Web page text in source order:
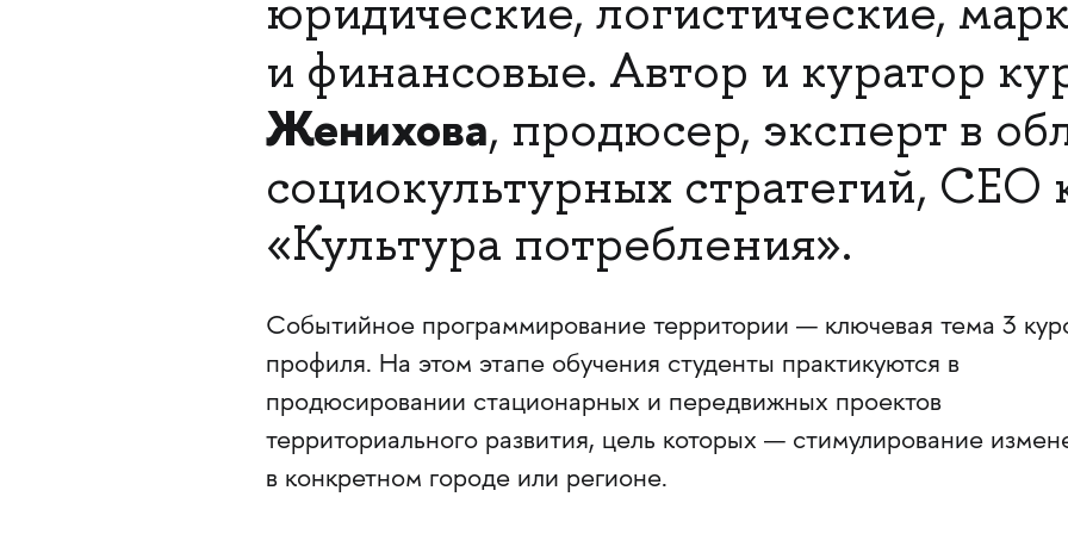
юридические, логистические,
и финансовые. Автор и куратор
Женихова, продюсер, эксперт в
социокультурных стратегий,
«Культура потребления».
Событийное программирование территории — ключевая тема 3
профиля. На этом этапе обучения студенты практикуются в
продюсировании стационарных и передвижных проектов
территориального развития, цель которых — стимулирование
в конкретном городе или регионе.